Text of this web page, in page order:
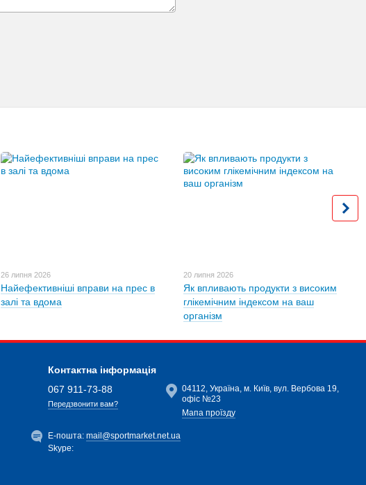
26 липня 2026
Найефективніші вправи на прес в
залі та вдома
20 липня 2026
Як впливають продукти з високим
глікемічним індексом на ваш
організм
Контактна інформація
067 911-73-88
Передзвонити вам?
04112, Україна, м. Київ, вул. Вербова 19,
офіс №23
Мапа проїзду
Е-пошта:mail@sportmarket.net.ua
Skype: